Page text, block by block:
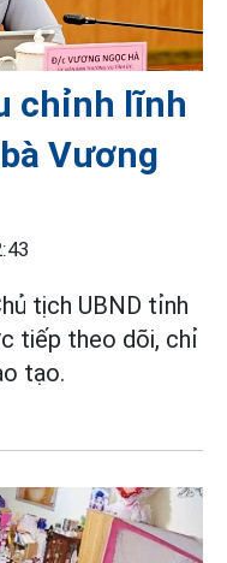
chỉnh lĩnh
Vương
tịch UBND tỉnh
tiếp theo dõi, chỉ
tạo.